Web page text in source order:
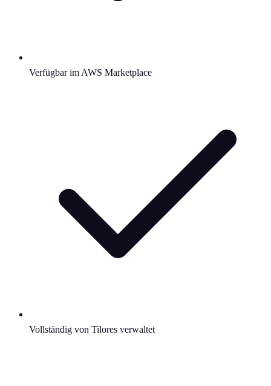
Verfügbar im AWS Marketplace
Vollständig von Tilores verwaltet